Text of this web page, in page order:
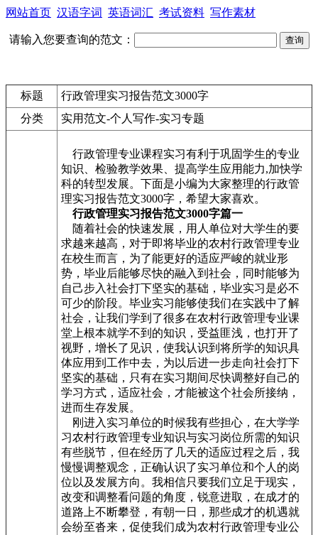
网站首页 汉语字词 英语词汇 考试资料 写作素材
请输入您要查询的范文：
标题
行政管理实习报告范文3000字
分类
实用范文-个人写作-实习专题
行政管理专业课程实习有利于巩固学生的专业
知识、检验教学效果、提高学生应用能力,加快学
科的转型发展。下面是小编为大家整理的行政管
理实习报告范文3000字，希望大家喜欢。
行政管理实习报告范文3000字篇一
随着社会的快速发展，用人单位对大学生的要
求越来越高，对于即将毕业的农村行政管理专业
在校生而言，为了能更好的适应严峻的就业形
势，毕业后能够尽快的融入到社会，同时能够为
自己步入社会打下坚实的基础，毕业实习是必不
可少的阶段。毕业实习能够使我们在实践中了解
社会，让我们学到了很多在农村行政管理专业课
堂上根本就学不到的知识，受益匪浅，也打开了
视野，增长了见识，使我认识到将所学的知识具
体应用到工作中去，为以后进一步走向社会打下
坚实的基础，只有在实习期间尽快调整好自己的
学习方式，适应社会，才能被这个社会所接纳，
进而生存发展。
刚进入实习单位的时候我有些担心，在大学学
习农村行政管理专业知识与实习岗位所需的知识
有些脱节，但在经历了几天的适应过程之后，我
慢慢调整观念，正确认识了实习单位和个人的岗
位以及发展方向。我相信只要我们立足于现实，
改变和调整看问题的角度，锐意进取，在成才的
道路上不断攀登，有朝一日，那些成才的机遇就
会纷至沓来，促使我们成为农村行政管理专业公